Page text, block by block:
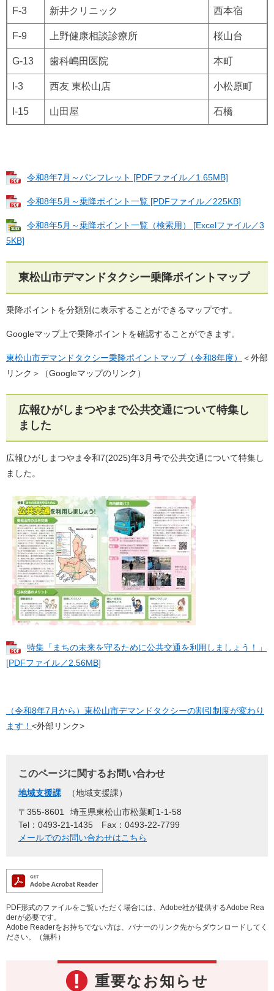
F-3 新井クリニック 西本宿
F-9 上野健康相談診療所 桜山台
G-13 歯科嶋田医院 本町
I-3 西友 東松山店 小松原町
I-15 山田屋 石橋
令和8年7月～パンフレット [PDFファイル／1.65MB]
令和8年5月～乗降ポイント一覧 [PDFファイル／225KB]
令和8年5月～乗降ポイント一覧（検索用） [Excelファイル／3
5KB]
東松山市デマンドタクシー乗降ポイントマップ
乗降ポイントを分類別に表示することができるマップです。
Googleマップ上で乗降ポイントを確認することができます。
東松山市デマンドタクシー乗降ポイントマップ（令和8年度）
＜外部
リンク＞
（Googleマップのリンク）​
広報ひがしまつやまで公共交通について特集し
ました
広報ひがしまつやま令和7(2025)年3月号で公共交通について特集し
ました。
特集「まちの未来を守るために公共交通を利用しましょう！」
[PDFファイル／2.56MB]
（令和8年7月から）東松山市デマンドタクシーの割引制度が変わり
ます！​ <外部リンク>​
このページに関するお問い合わせ
地域支援課
地域支援課
〒355-8601
埼玉県東松山市松葉町1-1-58
Tel：0493-21-1435
Fax：0493-22-7799
メールでのお問い合わせはこちら
PDF形式のファイルをご覧いただく場合には、Adobe社が提供するAdobe Rea
derが必要です。
Adobe Readerをお持ちでない方は、バナーのリンク先からダウンロードしてく
ださい。（無料）
重要なお知らせ